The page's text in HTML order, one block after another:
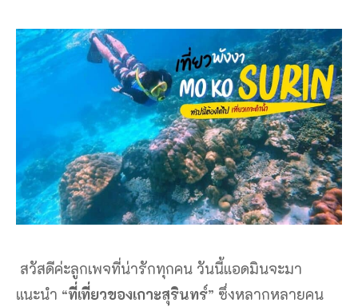
สวัสดีค่ะลูกเพจที่น่ารักทุกคน วันนี้แอดมินจะมา
แนะนำ “ที่เที่ยวของเกาะสุรินทร์” ซึ่งหลากหลายคน